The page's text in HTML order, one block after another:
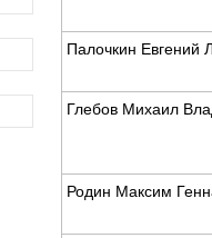
Палочкин Евгений
Глебов Михаил
Родин Максим